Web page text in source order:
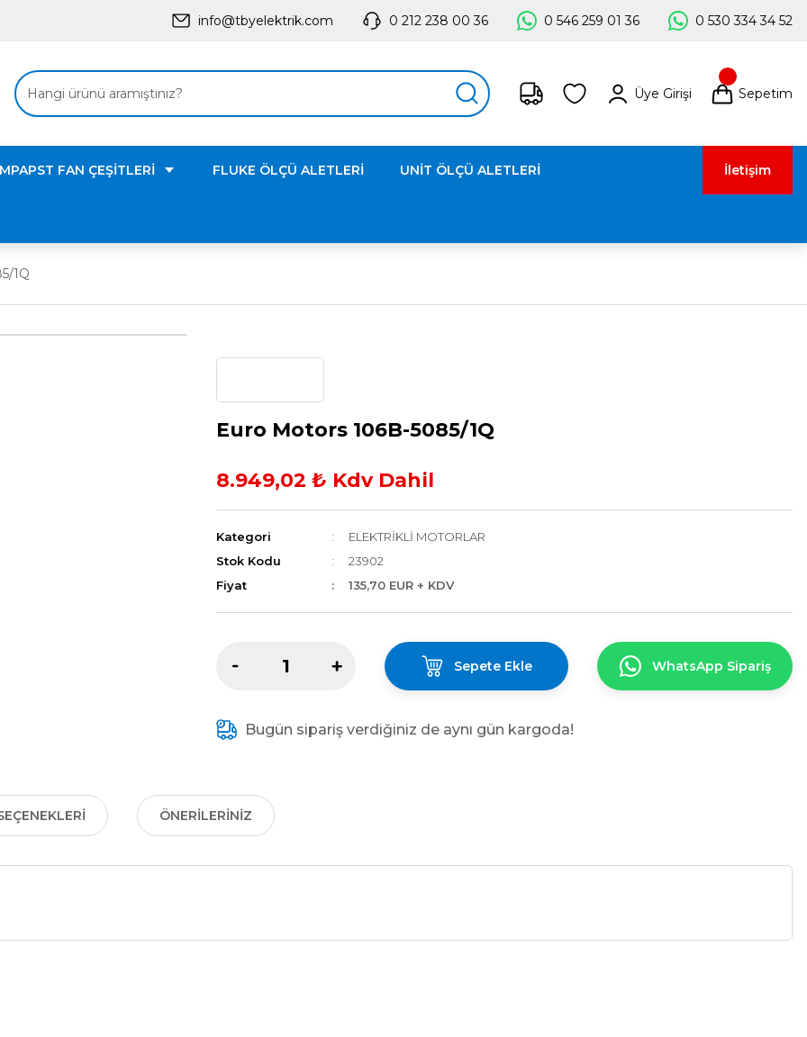
info@tbyelektrik.com 0 212 238 00 36 0 546 259 01 36 0 530 334 34 52
Üye Girişi Sepetim
FAN ÇEŞİTLERİ FLUKE ÖLÇÜ ALETLERİ UNİT ÖLÇÜ ALETLERİ İletişim
1Q
Euro Motors 106B-5085/1Q
8.949,02 ₺ Kdv Dahil
Kategori
ELEKTRİKLİ MOTORLAR
Stok Kodu
23902
Fiyat
135,70 EUR + KDV
Sepete Ekle WhatsApp Sipariş
Bugün sipariş verdiğiniz de aynı gün kargoda!
ÖNERILERINIZ